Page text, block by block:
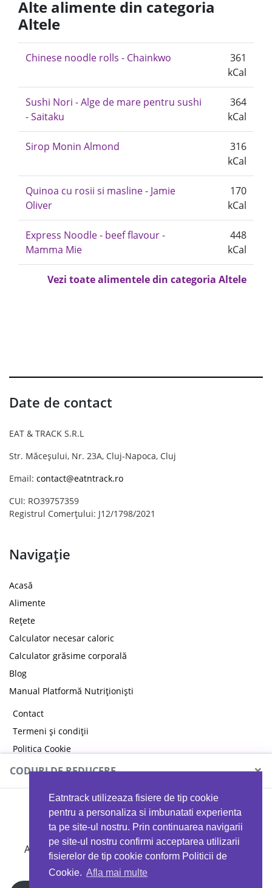
Eatntrack utilizeaza fisiere de tip cookie
pentru a personaliza si imbunatati experienta
ta pe site-ul nostru. Prin continuarea navigarii
pe site-ul nostru confirmi acceptarea utilizarii
fisierelor de tip cookie conform Politicii de
Cookie. Afla mai multe
Alte alimente din categoria
Altele
Chinese noodle rolls - Chainkwo
361
kCal
Sushi Nori - Alge de mare pentru sushi
- Saitaku
364
kCal
Sirop Monin Almond
316
kCal
Quinoa cu rosii si masline - Jamie
Oliver
170
kCal
Express Noodle - beef flavour -
Mamma Mie
448
kCal
Vezi toate alimentele din categoria Altele
Date de contact
EAT & TRACK S.R.L
Str. Măceșului, Nr. 23A, Cluj-Napoca, Cluj
Email: contact@eatntrack.ro
CUI: RO39757359
Registrul Comerțului: J12/1798/2021
Navigație
Acasă
Alimente
Rețete
Calculator necesar caloric
Calculator grăsime corporală
Blog
Manual Platformă Nutriționiști
Contact
Termeni și condiții
Politica Cookie
Politica de confidențialitate
CODURI DE REDUCERE ×
MYPROTEIN
Ai 40%reducere la orice comandă folosind codul
EATTRACK